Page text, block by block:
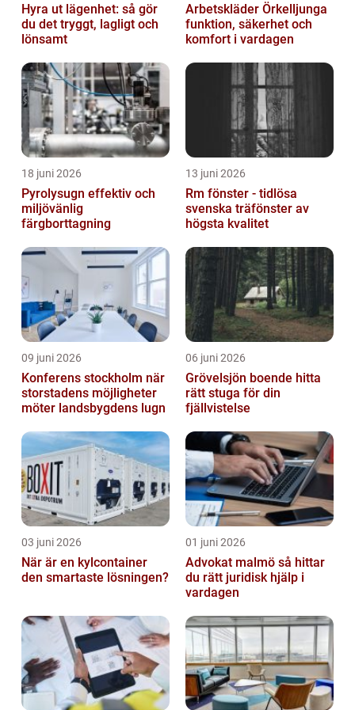
Hyra ut lägenhet: så gör
du det tryggt, lagligt och
lönsamt
Arbetskläder Örkelljunga
funktion, säkerhet och
komfort i vardagen
18 juni 2026
Pyrolysugn effektiv och
miljövänlig
färgborttagning
13 juni 2026
Rm fönster - tidlösa
svenska träfönster av
högsta kvalitet
09 juni 2026
Konferens stockholm när
storstadens möjligheter
möter landsbygdens lugn
06 juni 2026
Grövelsjön boende hitta
rätt stuga för din
fjällvistelse
03 juni 2026
När är en kylcontainer
den smartaste lösningen?
01 juni 2026
Advokat malmö så hittar
du rätt juridisk hjälp i
vardagen